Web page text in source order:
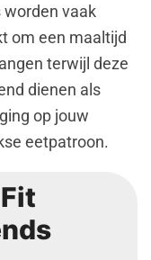
worden vaak
om een maaltijd
terwijl deze
dienen als
op jouw
eetpatroon.